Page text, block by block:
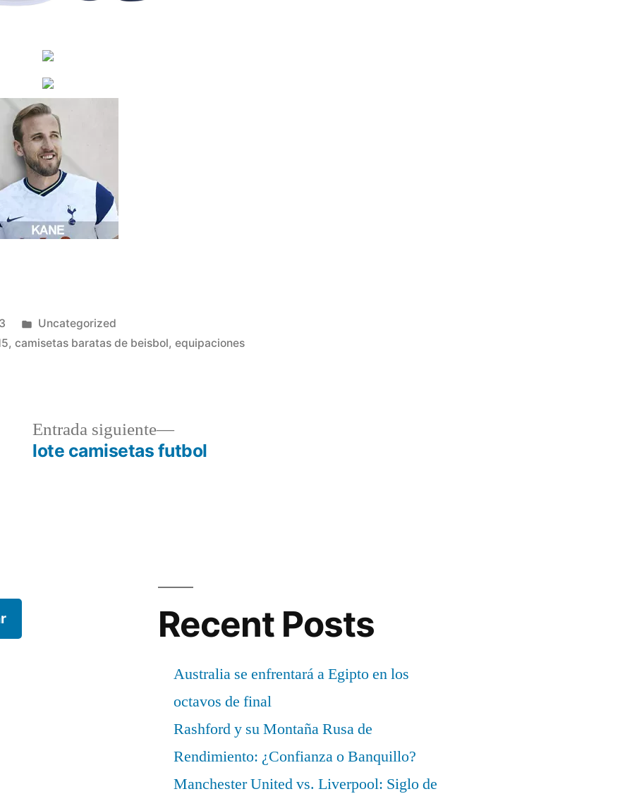
Publicado
en
Uncategorized
,camisetas baratas de beisbol,equipaciones
Entrada siguiente
Entrada
siguiente:
lote camisetas futbol
Recent Posts
Australia se enfrentará a Egipto en los
octavos de final
Rashford y su Montaña Rusa de
Rendimiento: ¿Confianza o Banquillo?
Manchester United vs. Liverpool: Siglo de